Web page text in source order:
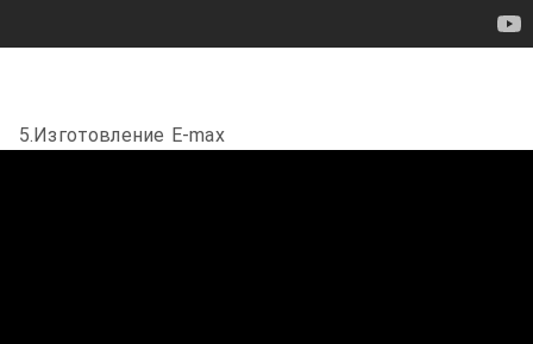
5.Изготовление E-max